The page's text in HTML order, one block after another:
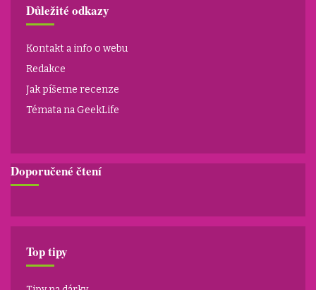
Důležité odkazy
Kontakt a info o webu
Redakce
Jak píšeme recenze
Témata na GeekLife
Doporučené čtení
Top tipy